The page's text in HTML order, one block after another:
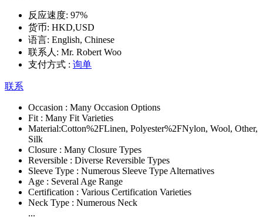
反应速度: 97%
货币: HKD,USD
语言: English, Chinese
联系人: Mr. Robert Woo
支付方式 : 询单
联系
Occasion : Many Occasion Options
Fit : Many Fit Varieties
Material:Cotton%2FLinen, Polyester%2FNylon, Wool, Other,
Silk
Closure : Many Closure Types
Reversible : Diverse Reversible Types
Sleeve Type : Numerous Sleeve Type Alternatives
Age : Several Age Range
Certification : Various Certification Varieties
Neck Type : Numerous Neck
...